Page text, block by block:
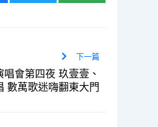
下一篇
會第四夜 玖壹壹、
數萬歌迷嗨翻東大門